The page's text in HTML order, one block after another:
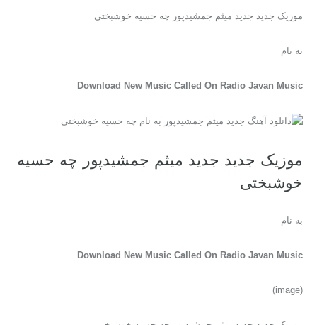
موزیک جدید جديد میثم جمشیدپور چه حسیه خوشبختی
به نام
Download New Music Called On Radio Javan Music
موزیک جدید جديد میثم جمشیدپور چه حسیه
خوشبختی
به نام
Download New Music Called On Radio Javan Music
(image)